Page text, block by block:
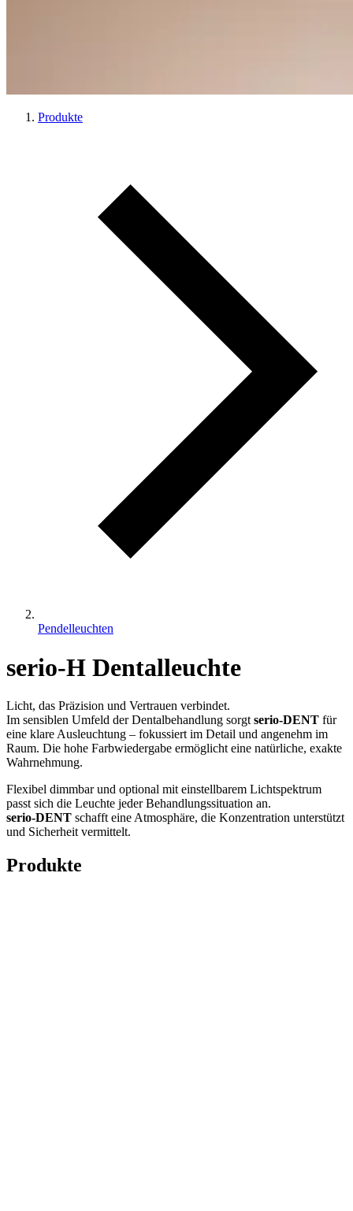
Produkte
Pendelleuchten
serio-H Dentalleuchte
Licht, das Präzision und Vertrauen verbindet.
Im sensiblen Umfeld der Dentalbehandlung sorgt serio-DENT für
eine klare Ausleuchtung – fokussiert im Detail und angenehm im
Raum. Die hohe Farbwiedergabe ermöglicht eine natürliche, exakte
Wahrnehmung.
Flexibel dimmbar und optional mit einstellbarem Lichtspektrum
passt sich die Leuchte jeder Behandlungssituation an.
serio-DENT schafft eine Atmosphäre, die Konzentration unterstützt
und Sicherheit vermittelt.
Produkte